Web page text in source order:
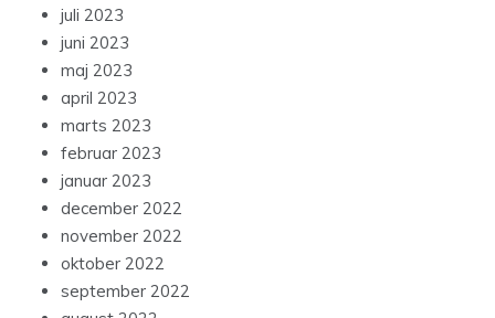
juli 2023
juni 2023
maj 2023
april 2023
marts 2023
februar 2023
januar 2023
december 2022
november 2022
oktober 2022
september 2022